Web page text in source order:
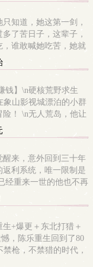
知道，她这第一剑，
了苦日子，这辈子，
谁敢喊她吃苦，她就
少时的梦，尝一口酸
她曾今喜欢过一...
钱】\n硬核荒野求生
象山影视城漂泊的小群
！ \n无人荒岛，他让
核求生！\n林海雪
来，意外回到三十年
利系统，唯一限制是
经重来一世的他也不再
先知先觉的他，定要
魄县城的名头，...
生+爆更＋东北打猎＋
，陈乐重生回到了80
枪，不禁猎的时代，
的男人打秋风！ \n物